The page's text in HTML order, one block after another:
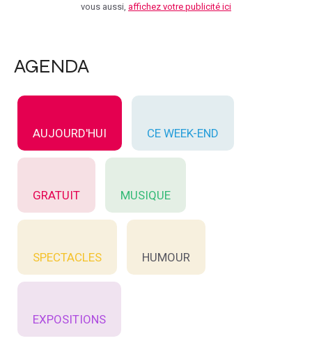
vous aussi, affichez votre publicité ici
AGENDA
AUJOURD'HUI CE WEEK-END
GRATUIT MUSIQUE
SPECTACLES HUMOUR
EXPOSITIONS